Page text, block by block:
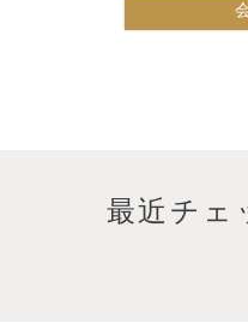
最近チェ